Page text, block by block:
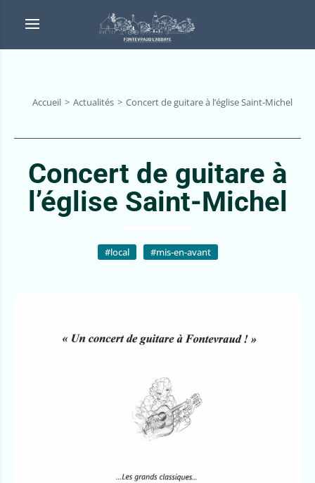
Accueil Actualités Concert de guitare à l’église Saint-Michel
Concert de guitare à
l’église Saint-Michel
#local #mis-en-avant